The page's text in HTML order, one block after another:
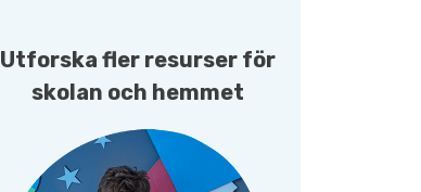
Utforska fler resurser för
skolan och hemmet